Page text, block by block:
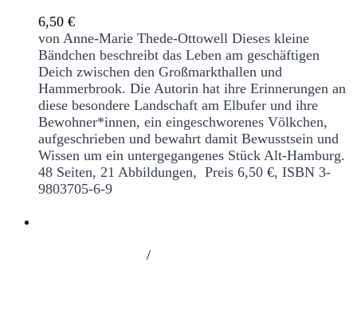
6,50 €
von Anne-Marie Thede-Ottowell Dieses kleine
Bändchen beschreibt das Leben am geschäftigen
Deich zwischen den Großmarkthallen und
Hammerbrook. Die Autorin hat ihre Erinnerungen an
diese besondere Landschaft am Elbufer und ihre
Bewohner*innen, ein eingeschworenes Völkchen,
aufgeschrieben und bewahrt damit Bewusstsein und
Wissen um ein untergegangenes Stück Alt-Hamburg.
48 Seiten, 21 Abbildungen, Preis 6,50 €, ISBN 3-
9803705-6-9
/